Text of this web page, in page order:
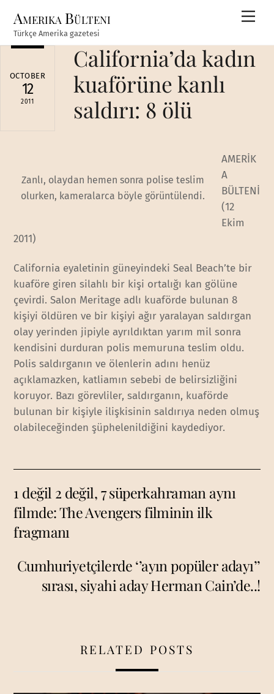
content
Amerika Bülteni
Türkçe Amerika gazetesi
OCTOBER
12
2011
California’da kadın
kuaförüne kanlı
saldırı: 8 ölü
Zanlı, olaydan hemen sonra polise teslim
olurken, kameralarca böyle görüntülendi.
AMERİK
A
BÜLTENİ
(12
Ekim
2011)
California eyaletinin güneyindeki Seal Beach’te bir
kuaföre giren silahlı bir kişi ortalığı kan gölüne
çevirdi. Salon Meritage adlı kuaförde bulunan 8
kişiyi öldüren ve bir kişiyi ağır yaralayan saldırgan
olay yerinden jipiyle ayrıldıktan yarım mil sonra
kendisini durduran polis memuruna teslim oldu.
Polis saldırganın ve ölenlerin adını henüz
açıklamazken, katliamın sebebi de belirsizliğini
koruyor. Bazı görevliler, saldırganın, kuaförde
bulunan bir kişiyle ilişkisinin saldırıya neden olmuş
olabileceğinden şüphelenildiğini kaydediyor.
1 değil 2 değil, 7 süperkahraman aynı
filmde: The Avengers filminin ilk
fragmanı
Cumhuriyetçilerde ‘’ayın popüler adayı’’
sırası, siyahi aday Herman Cain’de..!
RELATED POSTS